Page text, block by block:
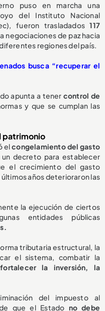
puso en marcha una
del Instituto Nacional
fueron trasladados117
negociaciones de paz hacia
regiones del país.
busca “recuperar el
apunta a tener control de
y que se cumplan las
patrimonio
elcongelamiento del gasto
decreto para establecer
el crecimiento del gasto
años deterioraron las
la ejecución de ciertos
entidades públicas
tributaria estructural, la
el sistema, combatir la
fortalecer la inversión, la
del impuesto al
que el Estado no debe